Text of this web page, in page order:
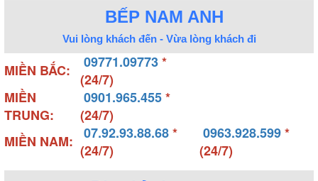
BẾP NAM ANH
Vui lòng khách đến - Vừa lòng khách đi
MIỀN BẮC: 09771.09773*
(24/7)
MIỀN
TRUNG:
0901.965.455*
(24/7)
MIỀN NAM:
07.92.93.88.68*
(24/7)
0963.928.599*
(24/7)